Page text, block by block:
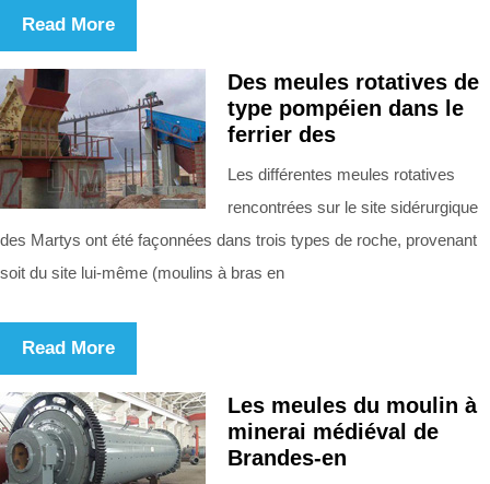
Read More
Des meules rotatives de
type pompéien dans le
ferrier des
Les différentes meules rotatives
rencontrées sur le site sidérurgique
des Martys ont été façonnées dans trois types de roche, provenant
soit du site lui-même (moulins à bras en
Read More
Les meules du moulin à
minerai médiéval de
Brandes-en